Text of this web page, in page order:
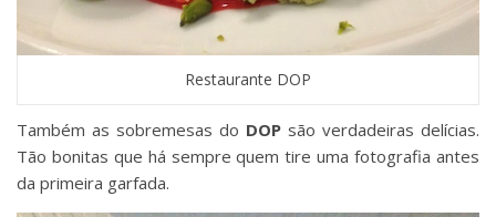
Restaurante DOP
Também as sobremesas do DOP são verdadeiras delícias.
Tão bonitas que há sempre quem tire uma fotografia antes
da primeira garfada.